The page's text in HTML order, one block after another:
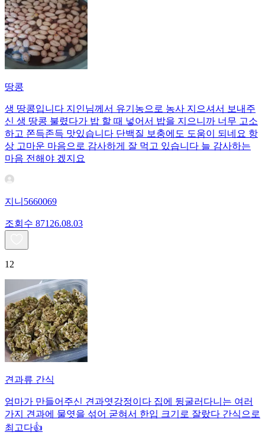
땅콩
생 땅콩입니다 지인님께서 유기농으로 농사 지으셔서 보내주
신 생 땅콩 불렸다가 밥 할 때 넣어서 밥을 지으니까 너무 고소
하고 쫀득존득 맛있습니다 단백질 보충에도 도움이 되네요 항
상 고마운 마음으로 감사하게 잘 먹고 있습니다 늘 감사하는
마음 전해야 겠지요
지니5660069
조회수 871 26.08.03
12
견과류 간식
엄마가 만들어주신 견과엿강정이다 집에 뒹굴러다니는 여러
가지 견과에 물엿을 섞어 굳혀서 한입 크기로 잘랐다 간식으로
최고다👍